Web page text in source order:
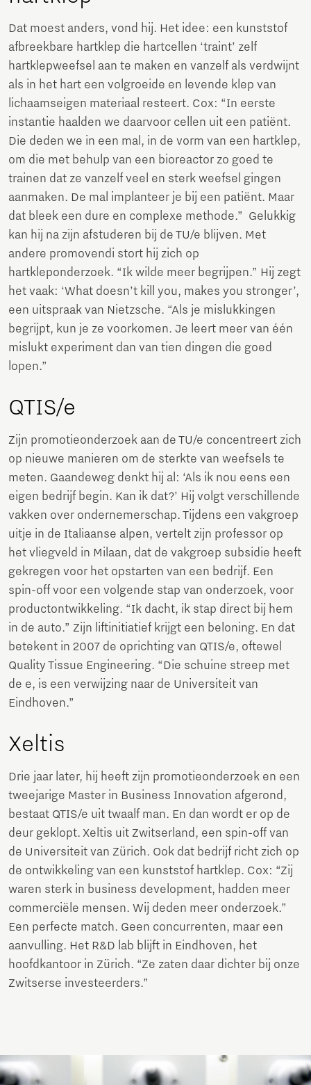
Dat moest anders, vond hij. Het idee: een kunststof
afbreekbare hartklep die hartcellen ‘traint’ zelf
hartklepweefsel aan te maken en vanzelf als verdwijnt
als in het hart een volgroeide en levende klep van
lichaamseigen materiaal resteert. Cox: “In eerste
instantie haalden we daarvoor cellen uit een patiënt.
Die deden we in een mal, in de vorm van een hartklep,
om die met behulp van een bioreactor zo goed te
trainen dat ze vanzelf veel en sterk weefsel gingen
aanmaken. De mal implanteer je bij een patiënt. Maar
dat bleek een dure en complexe methode.” Gelukkig
kan hij na zijn afstuderen bij de TU/e blijven. Met
andere promovendi stort hij zich op
hartkleponderzoek. “Ik wilde meer begrijpen.” Hij zegt
het vaak: ‘What doesn’t kill you, makes you stronger’,
een uitspraak van Nietzsche. “Als je mislukkingen
begrijpt, kun je ze voorkomen. Je leert meer van één
mislukt experiment dan van tien dingen die goed
lopen.”
QTIS/e
Zijn promotieonderzoek aan de TU/e concentreert zich
op nieuwe manieren om de sterkte van weefsels te
meten. Gaandeweg denkt hij al: ‘Als ik nou eens een
eigen bedrijf begin. Kan ik dat?’ Hij volgt verschillende
vakken over ondernemerschap. Tijdens een vakgroep
uitje in de Italiaanse alpen, vertelt zijn professor op
het vliegveld in Milaan, dat de vakgroep subsidie heeft
gekregen voor het opstarten van een bedrijf. Een
spin-off voor een volgende stap van onderzoek, voor
productontwikkeling. “Ik dacht, ik stap direct bij hem
in de auto.” Zijn liftinitiatief krijgt een beloning. En dat
betekent in 2007 de oprichting van QTIS/e, oftewel
Quality Tissue Engineering. “Die schuine streep met
de e, is een verwijzing naar de Universiteit van
Eindhoven.”
Xeltis
Drie jaar later, hij heeft zijn promotieonderzoek en een
tweejarige Master in Business Innovation afgerond,
bestaat QTIS/e uit twaalf man. En dan wordt er op de
deur geklopt. Xeltis uit Zwitserland, een spin-off van
de Universiteit van Zürich. Ook dat bedrijf richt zich op
de ontwikkeling van een kunststof hartklep. Cox: “Zij
waren sterk in business development, hadden meer
commerciële mensen. Wij deden meer onderzoek.”
Een perfecte match. Geen concurrenten, maar een
aanvulling. Het R&D lab blijft in Eindhoven, het
hoofdkantoor in Zürich. “Ze zaten daar dichter bij onze
Zwitserse investeerders.”